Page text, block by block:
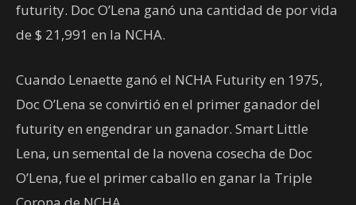
futurity. Doc O’Lena ganó una cantidad de por vida
de $ 21,991 en la NCHA.
Cuando Lenaette ganó el NCHA Futurity en 1975,
Doc O’Lena se convirtió en el primer ganador del
futurity en engendrar un ganador. Smart Little
Lena, un semental de la novena cosecha de Doc
O’Lena, fue el primer caballo en ganar la Triple